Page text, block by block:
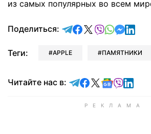
из самых популярных во всем
Поделиться: отправить в
поделиться в
поделиться в X
отправить
Теги: APPLE ПАМЯТНИКИ
Читайте нас в: Читайте в
Читайте в
Читайте в X
Читайте